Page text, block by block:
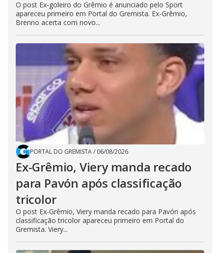
O post Ex-goleiro do Grêmio é anunciado pelo Sport
apareceu primeiro em Portal do Gremista. Ex-Grêmio,
Brenno acerta com novo...
PORTAL DO GREMISTA/ 06/08/2026
Ex-Grêmio, Viery manda recado
para Pavón após classificação
tricolor
O post Ex-Grêmio, Viery manda recado para Pavón após
classificação tricolor apareceu primeiro em Portal do
Gremista. Viery...